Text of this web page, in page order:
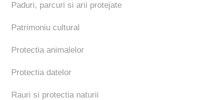
Paduri, parcuri si arii protejate
Patrimoniu cultural
Protectia animalelor
Protectia datelor
Rauri si protectia naturii